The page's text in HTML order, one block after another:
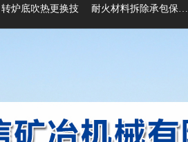
转炉底吹热更换技 耐火材料拆除承包保产项目